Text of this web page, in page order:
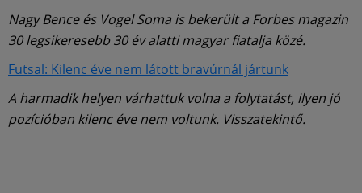
Nagy Bence és Vogel Soma is bekerült a Forbes magazin
30 legsikeresebb 30 év alatti magyar fiatalja közé.
Futsal: Kilenc éve nem látott bravúrnál jártunk
A harmadik helyen várhattuk volna a folytatást, ilyen jó
pozícióban kilenc éve nem voltunk. Visszatekintő.